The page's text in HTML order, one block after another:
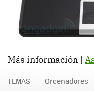
Más información |
TEMAS Ordenadores